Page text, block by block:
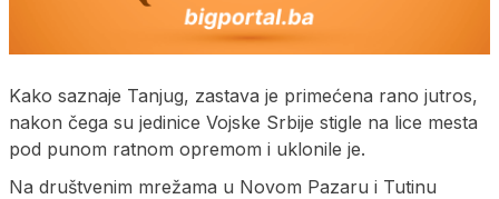
Kako saznaje Tanjug, zastava je primećena rano jutros,
nakon čega su jedinice Vojske Srbije stigle na lice mesta
pod punom ratnom opremom i uklonile je.
Na društvenim mrežama u Novom Pazaru i Tutinu